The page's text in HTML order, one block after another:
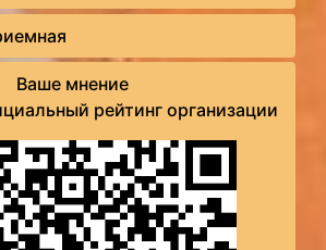
Ваше мнение
рейтинг организации